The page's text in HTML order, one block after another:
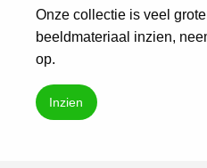
Onze collectie is veel
beeldmateriaal inzien,
op.
Inzien